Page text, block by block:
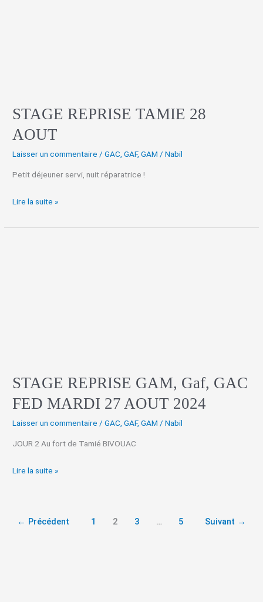
STAGE REPRISE TAMIE 28
AOUT
Laisser un commentaire /GAC ,GAF,GAM /Nabil
Petit déjeuner servi, nuit réparatrice !
Lire la suite »
STAGE REPRISE GAM, Gaf, GAC
FED MARDI 27 AOUT 2024
Laisser un commentaire /GAC ,GAF,GAM /Nabil
JOUR 2 Au fort de Tamié BIVOUAC
2024
Lire la suite »
← Précédent 1 2 3 … 5 Suivant →